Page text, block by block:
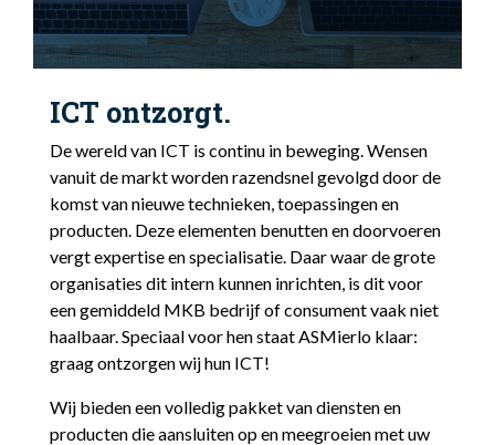
Cloud Telefonie
Cloud Platform
Contact
ICT ontzorgt.
De wereld van ICT is continu in beweging. Wensen
vanuit de markt worden razendsnel gevolgd door de
komst van nieuwe technieken, toepassingen en
producten. Deze elementen benutten en doorvoeren
vergt expertise en specialisatie. Daar waar de grote
organisaties dit intern kunnen inrichten, is dit voor
een gemiddeld MKB bedrijf of consument vaak niet
haalbaar. Speciaal voor hen staat ASMierlo klaar:
graag ontzorgen wij hun ICT!
Wij bieden een volledig pakket van diensten en
producten die aansluiten op en meegroeien met uw